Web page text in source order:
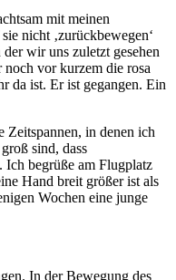
mit meinen
nicht ‚zurückbewegen‘
wir uns zuletzt gesehen
noch vor kurzem die rosa
da ist. Er ist gegangen. Ein
Zeitspannen, in denen ich
sind, dass
Ich begrüße am Flugplatz
Hand breit größer ist als
Wochen eine junge
In der Bewegung des